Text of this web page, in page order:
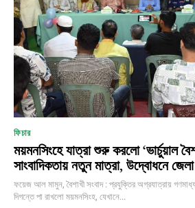
ফিচার
ময়মনসিংহে যাত্রা শুরু করলো ‘ভার্চুয়াল
সাংবাদিকতায় নতুন মাত্রা, উদ্বোধনে
ফয়েজ আল মামুন, বৈশাখী সংবাদ : প্রযুক্তির অগ্রযাত্রায় গণমাধ্যম আজ এক নতুন দিগন্তে। সেই
দিগন্তে পা রাখলো ময়মনসিংহ, যেখানে...